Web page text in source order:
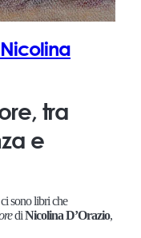
tra
e
sono libri che
diNicolina D’Orazio,